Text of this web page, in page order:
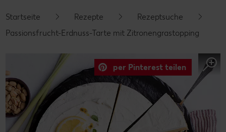
Schwebender Seitenbereich
Startseite Rezepte
Rezeptsuche
Passionsfrucht-Erdnuss-Tarte mit Zitronengrastopping
per Pinterest teilen